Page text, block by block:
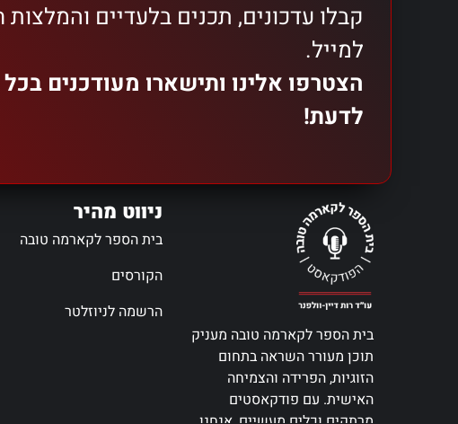
קבלו עדכונים, תכנים בלעדיים
למייל.
הצטרפו אלינו ותישארו מעודכנים
לדעת!
בית הספר לקארמה טובה מעניק
תוכן מעורר השראה בתחום
הזוגיות, הפרידה והצמיחה
האישית. עם פודקאסטים
ניווט מהיר
בית הספר לקארמה טובה
הקורסים
הרשמה לניוזלטר